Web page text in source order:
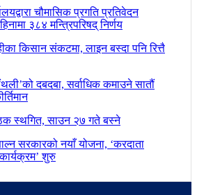
चौमासिक प्रगति प्रतिवेदन
३८४ मन्त्रिपरिषद् निर्णय
किसान संकटमा, लाइन बस्दा पनि रित्तै
दबदबा, सर्वाधिक कमाउने सातौं
स्थगित, साउन २७ गते बस्ने
सरकारको नयाँ योजना, ‘करदाता
शुरु